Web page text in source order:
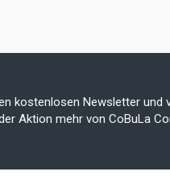
kostenlosen Newsletter und
Aktion mehr von CoBuLa